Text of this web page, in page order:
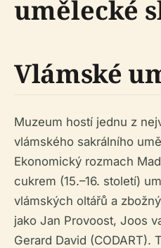
umělecké
Vlámské
Muzeum hostí jednu z
vlámského sakrálního
Ekonomický rozmach
cukrem (15.–16. století)
vlámských oltářů a
jako Jan Provoost, Joos
Gerard David (CODART).